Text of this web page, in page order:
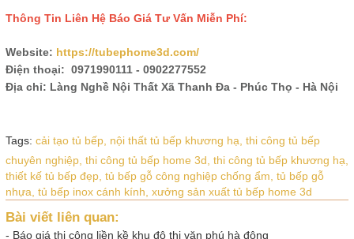
Thông Tin Liên Hệ Báo Giá Tư Vấn Miễn Phí:
Website: https://tubephome3d.com/
Điện thoại: 0971990111 - 0902277552
Địa chỉ: Làng Nghề Nội Thất Xã Thanh Đa - Phúc Thọ - Hà Nội
Tags: cải tạo tủ bếp, nội thất tủ bếp khương hạ, thi công tủ bếp
chuyên nghiệp, thi công tủ bếp home 3d, thi công tủ bếp khương hạ,
thiết kế tủ bếp đẹp, tủ bếp gỗ công nghiệp chống ẩm, tủ bếp gỗ
nhựa, tủ bếp inox cánh kính, xưởng sản xuất tủ bếp home 3d
Bài viết liên quan:
- Báo giá thi công liền kề khu đô thị văn phú hà đông